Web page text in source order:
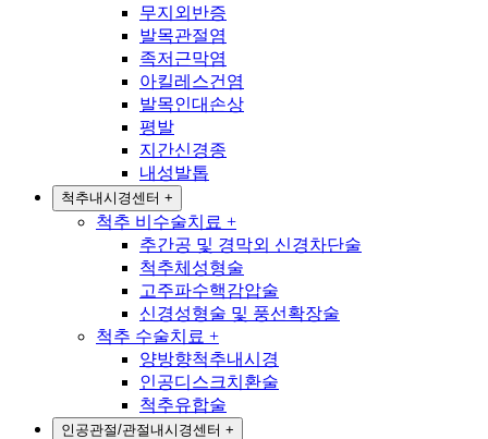
무지외반증
발목관절염
족저근막염
아킬레스건염
발목인대손상
평발
지간신경종
내성발톱
척추내시경센터 +
척추 비수술치료 +
추간공 및 경막외 신경차단술
척추체성형술
고주파수핵감압술
신경성형술 및 풍선확장술
척추 수술치료 +
양방향척추내시경
인공디스크치환술
척추유합술
인공관절/관절내시경센터 +